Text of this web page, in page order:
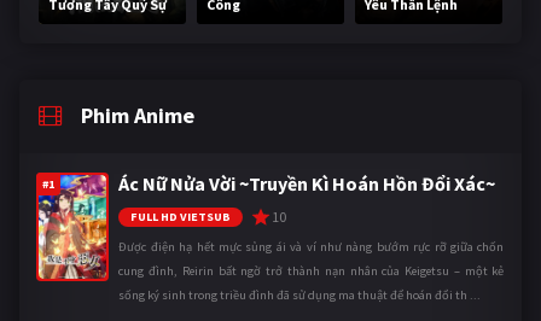
Tương Tây Quỷ Sự
Công
Yêu Thần Lệnh
Phim Anime
#1 Ác Nữ Nửa Vời ~Truyền Kì Hoán Hồn Đổi Xác~
FULL HD VIETSUB 10
Được điện hạ hết mực sủng ái và ví như nàng bướm rực rỡ giữa chốn
cung đình, Reirin bất ngờ trở thành nạn nhân của Keigetsu – một kẻ
sống ký sinh trong triều đình đã sử dụng ma thuật để hoán đổi th ...